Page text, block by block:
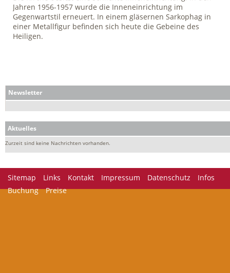
Jahren 1956-1957 wurde die Inneneinrichtung im
Gegenwartstil erneuert. In einem gläsernen Sarkophag in
einer Metallfigur befinden sich heute die Gebeine des
Heiligen.
Newsletter
Aktuelles
Zurzeit sind keine Nachrichten vorhanden.
Navigation
überspringen
Sitemap Links Kontakt Impressum Datenschutz
Infos
Buchung
Preise